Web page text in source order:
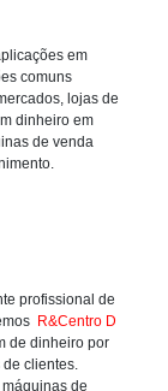
em
comuns
lojas de
dinheiro em
de venda
profissional de
R&Centro D
de dinheiro por
clientes.
de